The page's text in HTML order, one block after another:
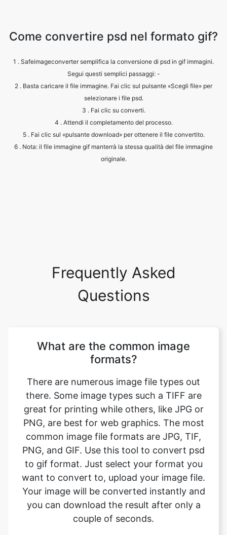
Segui questi semplici passaggi: -
2 . Basta caricare il file immagine. Fai clic sul pulsante «Scegli file» per
3 . Fai clic su converti.
4 . Attendi il completamento del processo.
5 . Fai clic sul «pulsante download» per ottenere il file convertito.
6 . Nota: il file immagine gif manterrà la stessa qualità del file immagine
originale.
What are the common image
there. Some image types such a TIFF are
great for printing while others, like JPG or
PNG, are best for web graphics. The most
common image file formats are JPG, TIF,
PNG, and GIF. Use this tool to convert psd
to gif format. Just select your format you
want to convert to, upload your image file.
Your image will be converted instantly and
you can download the result after only a
couple of seconds.
Will converting the image format